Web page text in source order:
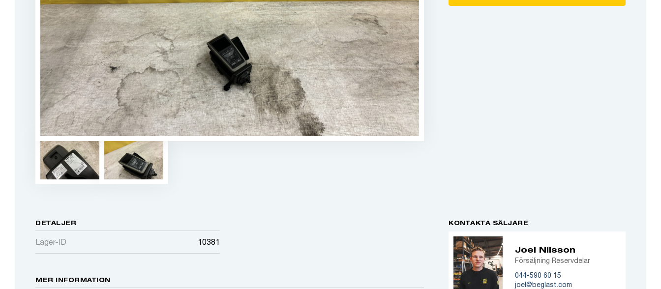
DETALJER
Lager-ID 10381
MER INFORMATION
KONTAKTA SÄLJARE
Joel Nilsson
Försäljning Reservdelar
044-590 60 15
joel@beglast.com